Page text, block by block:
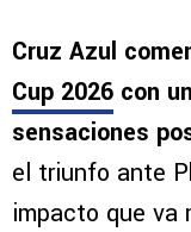
Cruz Azul
Cup 2026 con
sensaciones
el triunfo ante
impacto que va